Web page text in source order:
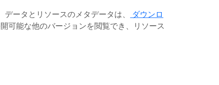
ータとリソースのメタデータは、
ダウンロ
可能な他のバージョンを閲覧でき、リソース